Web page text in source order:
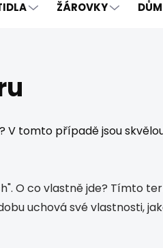
ŽÁROVKY
V tomto případě jsou
O co vlastně jde? Tímto
uchová své vlastnosti,